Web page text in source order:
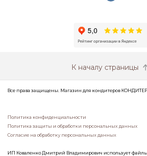
К началу страницы
Все права защищены. Магазин для кондитеров
Политика конфиденциальности
Политика защиты и обработки персональных данных
Согласие на обработку персональных данных
ИП Коваленко Дмитрий Владимирович использует файлы